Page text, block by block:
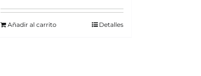
Añadir al carrito Detalles